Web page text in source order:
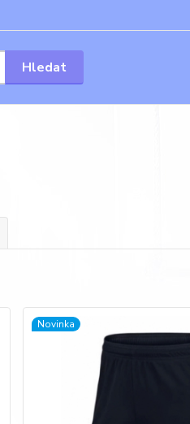
Hledat
Novinka